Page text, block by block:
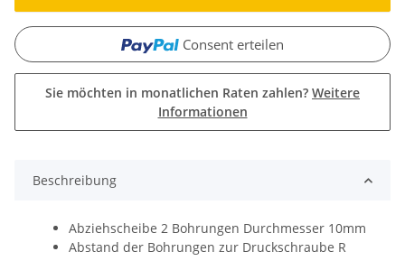
Consent erteilen
Sie möchten in monatlichen Raten zahlen? Weitere
Informationen
Beschreibung
Abziehscheibe 2 Bohrungen Durchmesser 10mm
Abstand der Bohrungen zur Druckschraube R